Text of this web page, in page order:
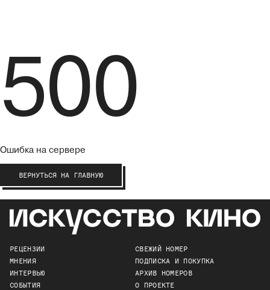
500
Ошибка на сервере
ВЕРНУТЬСЯ НА ГЛАВНУЮ
РЕЦЕНЗИИ
МНЕНИЯ
ИНТЕРВЬЮ
СОБЫТИЯ
СВЕЖИЙ НОМЕР
ПОДПИСКА И ПОКУПКА
АРХИВ НОМЕРОВ
О ПРОЕКТЕ